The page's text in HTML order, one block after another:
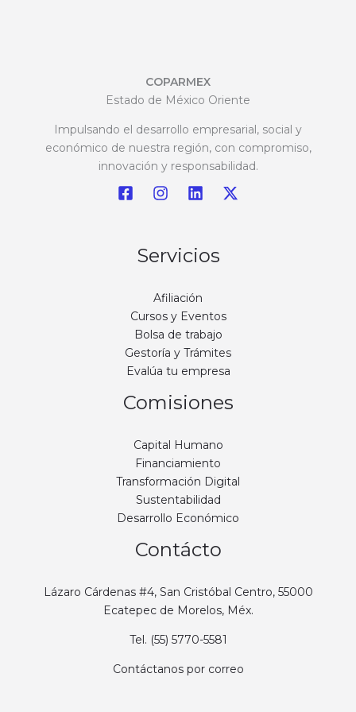
COPARMEX
Estado de México Oriente
Impulsando el desarrollo empresarial, social y
económico de nuestra región, con compromiso,
innovación y responsabilidad.
Servicios
Afiliación
Cursos y Eventos
Bolsa de trabajo
Gestoría y Trámites
Evalúa tu empresa
Comisiones
Capital Humano
Financiamiento
Transformación Digital
Sustentabilidad
Desarrollo Económico
Contácto
Lázaro Cárdenas #4, San Cristóbal Centro, 55000
Ecatepec de Morelos, Méx.
Tel. (55) 5770-5581
Contáctanos por correo